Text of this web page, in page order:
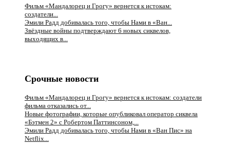
Фильм «Мандалорец и Грогу» вернется к истокам:
создатели...
Эмили Радд добивалась того, чтобы Нами в «Ван...
Звёздные войны подтверждают 6 новых сиквелов,
выходящих в...
Срочные новости
Фильм «Мандалорец и Грогу» вернется к истокам: создатели
фильма отказались от...
Новые фотографии, которые опубликовал оператор сиквела
«Бэтмен 2» с Робертом Паттинсоном,...
Эмили Радд добивалась того, чтобы Нами в «Ван Пис» на
Netflix...